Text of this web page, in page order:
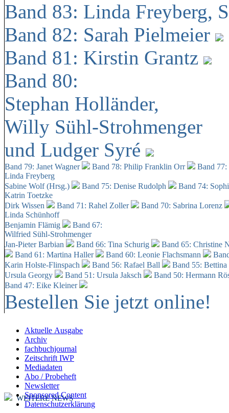
Band 83: Linda Freyberg,
Band 82: Sarah Pielmeier
Band 81: Kirstin Grantz
Band 80:
Stephan Holländer,
Willy Sühl-Strohmenger
und Ludger Syré
Band 79: Janet Wagner Band 78: Philip Franklin Orr
Band
Linda Freyberg
Sabine Wolf (Hrsg.)
Band 75: Denise Rudolph
Band 74:
Katrin Toetzke
Dirk Wissen
Band 71: Rahel Zoller
Band 70: Sabrina Lorenz
Linda Schünhoff
Benjamin Flämig
Band 67:
Wilfried Sühl-Strohmenger
Jan-Pieter Barbian
Band 66: Tina Schurig
Band 65: Christine
Band 61: Martina Haller
Band 60: Leonie Flachsmann
Karin Holste-Flinspach
Band 56: Rafael Ball
Band 55:
Ursula Georgy
Band 51: Ursula Jaksch Band 50: Hermann
Band 47: Eike Kleiner
Bestellen Sie jetzt online!
Aktuelle Ausgabe
Archiv
fachbuchjournal
Zeitschrift IWP
Mediadaten
Abo / Probeheft
Newsletter
Sponsored Content
Datenschutzerklärung
WEITERE NEWS